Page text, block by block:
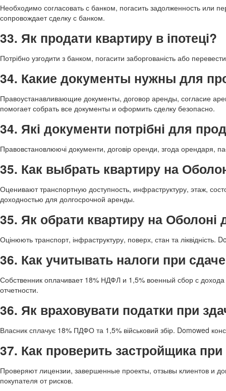
Необходимо согласовать с банком, погасить задолженность или
сопровождает сделку с банком.
33. Як продати квартиру в іпотеці?
Потрібно узгодити з банком, погасити заборгованість або
34. Какие документы нужны для
Правоустанавливающие документы, договор аренды, согласие
помогает собрать все документы и оформить сделку безопасно.
34. Які документи потрібні для
Правовстановлюючі документи, договір оренди, згода орендаря,
35. Как выбрать квартиру на
Оценивают транспортную доступность, инфраструктуру, этаж,
доходностью для долгосрочной аренды.
35. Як обрати квартиру на Оболоні
Оцінюють транспорт, інфраструктуру, поверх, стан та ліквідність.
36. Как учитывать налоги при
Собственник оплачивает 18% НДФЛ и 1,5% военный сбор с дохода
отчетности.
36. Як враховувати податки при
Власник сплачує 18% ПДФО та 1,5% військовий збір. Domowed
37. Как проверить застройщика
Проверяют лицензии, завершенные проекты, отзывы клиентов и
покупателя от рисков.